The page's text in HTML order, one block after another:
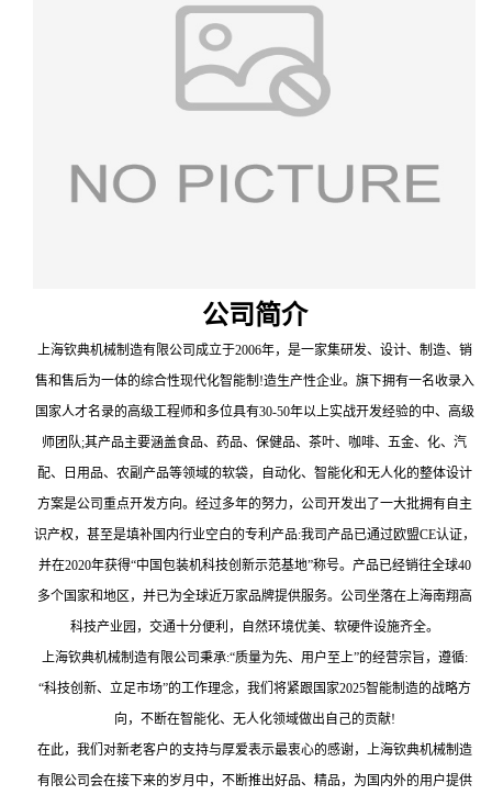
公司简介
上海钦典机械制造有限公司成立于2006年，是一家集研发、设计、制造、销
售和售后为一体的综合性现代化智能制!造生产性企业。旗下拥有一名收录入
国家人才名录的高级工程师和多位具有30-50年以上实战开发经验的中、高级
师团队;其产品主要涵盖食品、药品、保健品、茶叶、咖啡、五金、化、汽
配、日用品、农副产品等领域的软袋，自动化、智能化和无人化的整体设计
方案是公司重点开发方向。经过多年的努力，公司开发出了一大批拥有自主
识产权，甚至是填补国内行业空白的专利产品:我司产品已通过欧盟CE认证，
并在2020年获得“中国包装机科技创新示范基地”称号。产品已经销往全球40
多个国家和地区，并已为全球近万家品牌提供服务。公司坐落在上海南翔高
科技产业园，交通十分便利，自然环境优美、软硬件设施齐全。
上海钦典机械制造有限公司秉承:“质量为先、用户至上”的经营宗旨，遵循:
“科技创新、立足市场”的工作理念，我们将紧跟国家2025智能制造的战略方
向，不断在智能化、无人化领域做出自己的贡献!
在此，我们对新老客户的支持与厚爱表示最衷心的感谢，上海钦典机械制造
有限公司会在接下来的岁月中，不断推出好品、精品，为国内外的用户提供